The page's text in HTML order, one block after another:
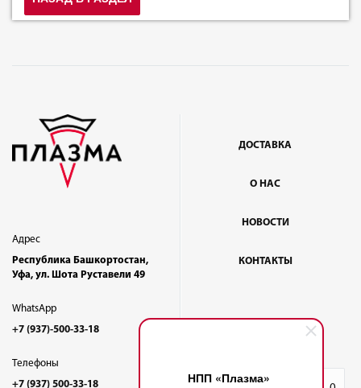
НПП «Плазма»
Адрес
Республика Башкортостан,
Уфа, ул. Шота Руставели 49
WhatsApp
+7 (937)-500-33-18
Телефоны
+7 (937) 500-33-18
ДОСТАВКА
О НАС
НОВОСТИ
КОНТАКТЫ